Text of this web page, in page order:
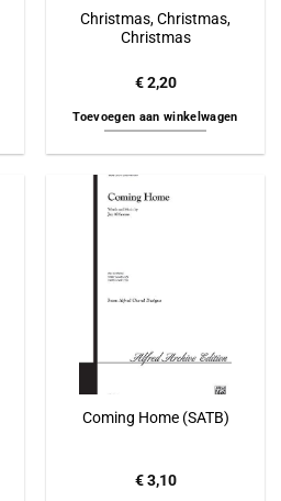
Christmas, Christmas,
Christmas
€2,20
Toevoegen aan winkelwagen
Coming Home (SATB)
€3,10